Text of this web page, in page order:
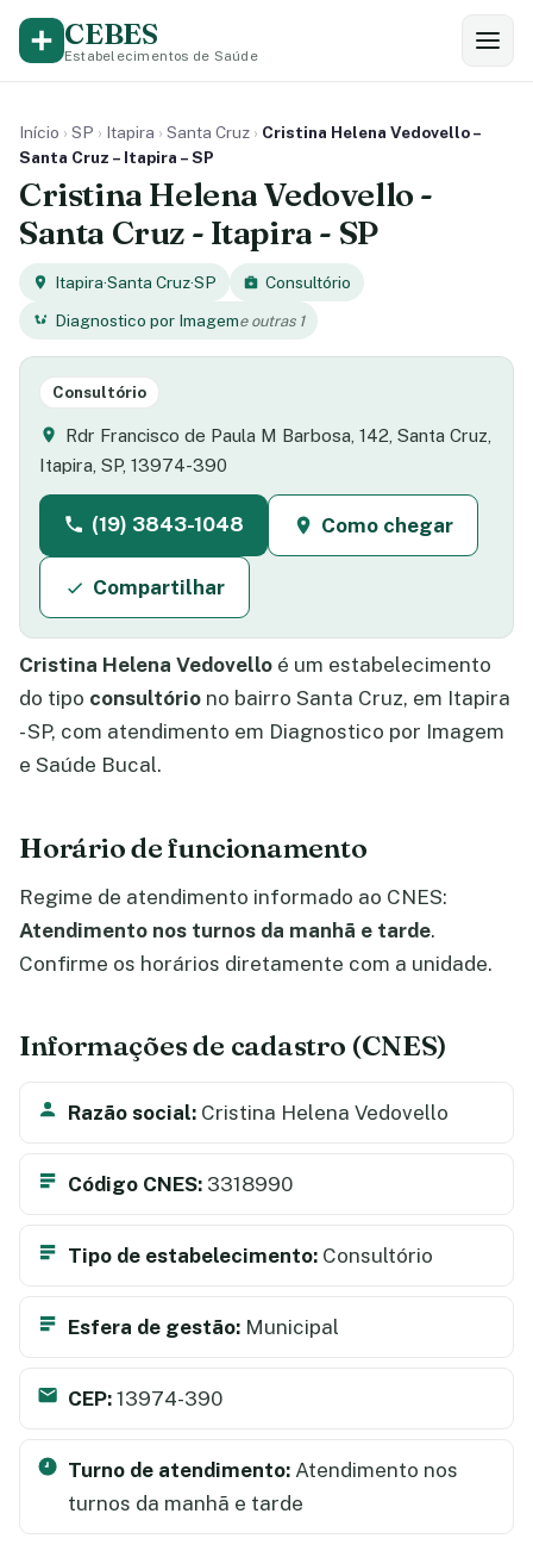
CEBES
Estabelecimentos de Saúde
Início › SP › Itapira › Santa Cruz › Cristina Helena Vedovello –
Santa Cruz – Itapira – SP
Cristina Helena Vedovello -
Santa Cruz - Itapira - SP
Itapira·Santa Cruz·SP
Consultório
Diagnostico por Imageme outras 1
Consultório
Rdr Francisco de Paula M Barbosa, 142, Santa Cruz,
Itapira, SP, 13974-390
(19) 3843-1048 Como chegar
Compartilhar
Cristina Helena Vedovello é um estabelecimento
do tipo consultório no bairro Santa Cruz, em Itapira
- SP, com atendimento em Diagnostico por Imagem
e Saúde Bucal.
Horário de funcionamento
Regime de atendimento informado ao CNES:
Atendimento nos turnos da manhã e tarde.
Confirme os horários diretamente com a unidade.
Informações de cadastro (CNES)
Razão social: Cristina Helena Vedovello
Código CNES: 3318990
Tipo de estabelecimento: Consultório
Esfera de gestão: Municipal
CEP: 13974-390
Turno de atendimento: Atendimento nos
turnos da manhã e tarde